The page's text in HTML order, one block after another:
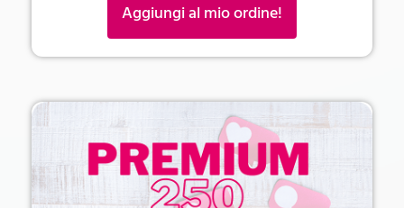
Aggiungi al mio ordine!